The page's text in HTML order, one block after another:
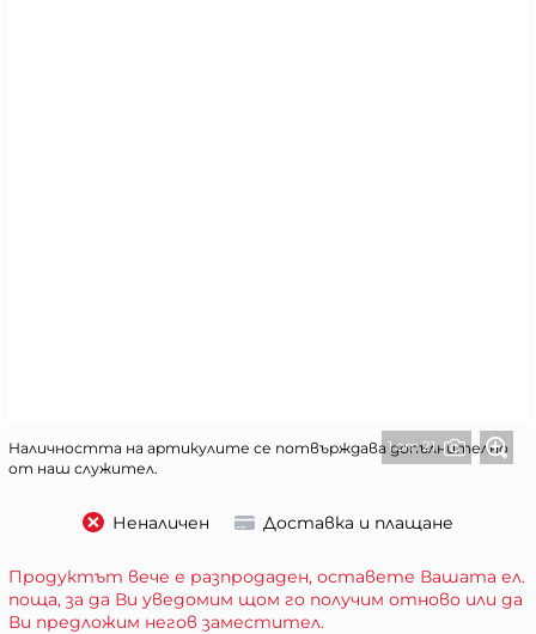
1 от 21
Наличността на артикулите се потвърждава допълнително
от наш служител.
Неналичен Доставка и плащане
Продуктът вече е разпродаден, оставете Вашата ел.
поща, за да Ви уведомим щом го получим отново или да
Ви предложим негов заместител.